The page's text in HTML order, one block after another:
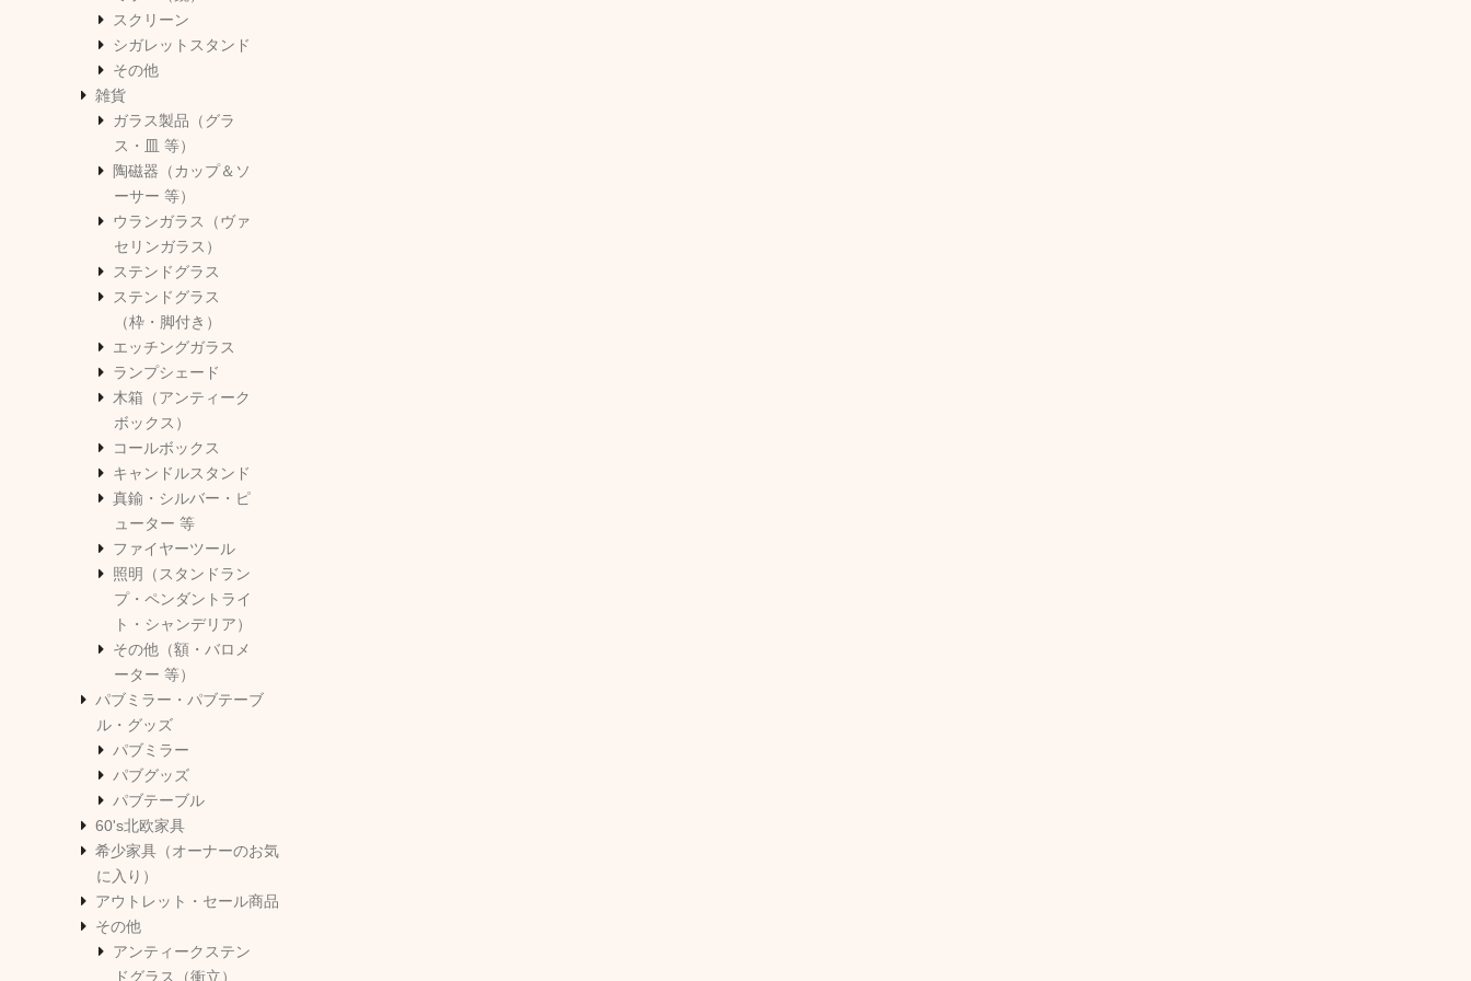
スクリーン
シガレットスタンド
その他
雑貨
ガラス製品（グラ
ス・皿 等）
陶磁器（カップ＆ソ
ーサー 等）
ウランガラス（ヴァ
セリンガラス）
ステンドグラス
ステンドグラス
（枠・脚付き）
エッチングガラス
ランプシェード
木箱（アンティーク
ボックス）
コールボックス
キャンドルスタンド
真鍮・シルバー・ピ
ューター 等
ファイヤーツール
照明（スタンドラン
プ・ペンダントライ
ト・シャンデリア）
その他（額・バロメ
ーター 等）
パブミラー・パブテーブ
ル・グッズ
パブミラー
パブグッズ
パブテーブル
60's北欧家具
希少家具（オーナーのお気
に入り）
アウトレット・セール商品
その他
アンティークステン
ドグラス（衝立）